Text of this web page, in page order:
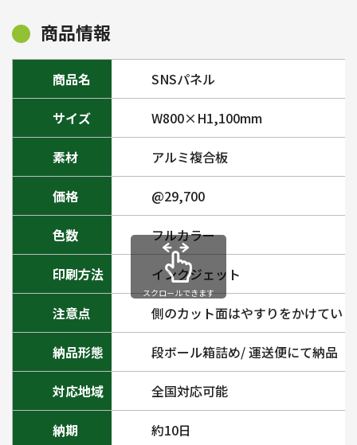
商品情報
商品名 SNSパネル
サイズ W800×H1,100mm
素材 アルミ複合板
価格 @29,700
色数 フルカラー
印刷方法 インクジェット
注意点 側のカット面はやすりをかけてい
納品形態 段ボール箱詰め/ 運送便にて納品
対応地域 全国対応可能
納期 約10日